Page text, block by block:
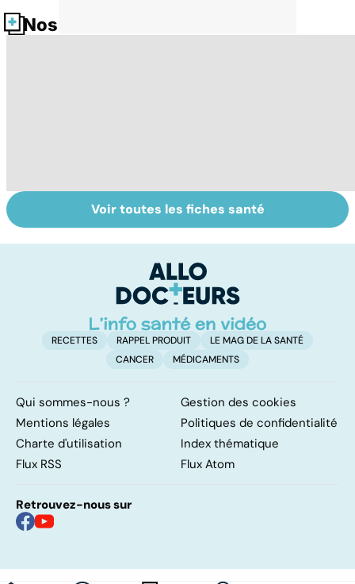
Nos fiches santé
Faire du sport à
domicile, c'est
Don de gamètes :
le pour et le
levée de
l'anonymat
Voir toutes les fiches santé
RECETTES RAPPEL PRODUIT
LE MAG DE LA SANTÉ
CANCER
MÉDICAMENTS
Qui sommes-nous ?
Gestion des cookies
Mentions légales
Politiques de confidentialité
Charte d'utilisation
Index thématique
Flux RSS
Flux Atom
Retrouvez-nous sur